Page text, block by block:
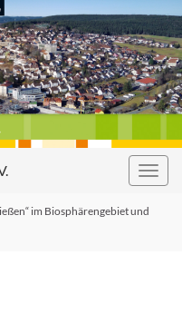
im Biosphärengebiet und